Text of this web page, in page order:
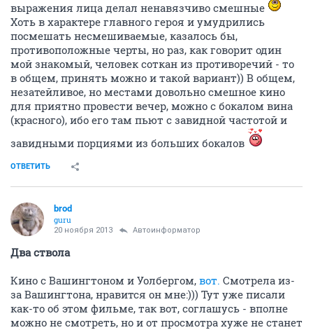
выражения лица делал ненавязчиво смешные
Хоть в характере главного героя и умудрились
посмешать несмешиваемые, казалось бы,
противоположные черты, но раз, как говорит один
мой знакомый, человек соткан из противоречий - то
в общем, принять можно и такой вариант)) В общем,
незатейливое, но местами довольно смешное кино
для приятно провести вечер, можно с бокалом вина
(красного), ибо его там пьют с завидной частотой и
завидными порциями из больших бокалов
ОТВЕТИТЬ
brod
guru
20 ноября 2013 Автоинформатор
Два ствола
Кино с Вашингтоном и Уолбергом, вот. Смотрела из-
за Вашингтона, нравится он мне:))) Тут уже писали
как-то об этом фильме, так вот, соглашусь - вполне
можно не смотреть, но и от просмотра хуже не станет